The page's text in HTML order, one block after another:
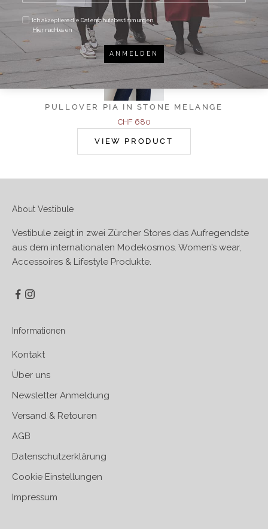
PULLOVER PIA IN STONE MELANGE
Angebot
CHF 680
VIEW PRODUCT
About Vestibule
Vestibule zeigt in zwei Zürcher Stores das Aufregendste
aus dem internationalen Modekosmos. Women’s wear,
Accessoires & Lifestyle Produkte.
Informationen
Kontakt
Über uns
Newsletter Anmeldung
Versand & Retouren
AGB
Datenschutzerklärung
Cookie Einstellungen
Impressum
Ich akzeptiere die Datenschutzbestimmungen.
Hiernachlesen
ANMELDEN